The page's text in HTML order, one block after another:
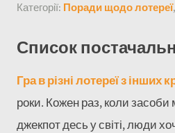
Категорії: Поради щодо лотереї,
Список
Гра в різні лотереї з інших
роки. Кожен раз, коли
джекпот десь у світі, люди